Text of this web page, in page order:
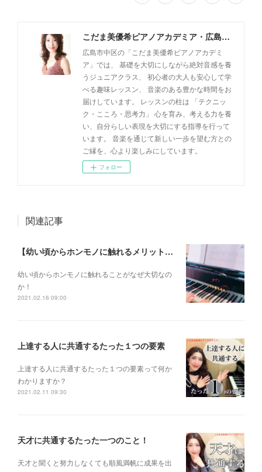
こだま美優希ピアノアカデミア・広島市中区
広島市中区の「こだま美優希ピアノアカデミ
ア」では、 基礎を大切にしながら絶対音感を養
うジュニアクラス、 初心者の大人も安心して学
べる趣味レッスン、 音楽のある豊かな時間をお
届けしています。 レッスンの柱は 「テクニッ
ク・こころ・思考力」 心を育み、考える力を養
い、自分らしい表現を大切にする指導を行って
います。 音楽を通じて新しい一歩を望む方との
ご縁を、心より楽しみにしています。
フォロー
関連記事
【幼い頃からホンモノに触れるメリットとは？】
幼い頃からホンモノに 触れることがなぜ大切なの
か！
2021.02.16 09:00
上達する人に共通するたった１つの要素
上達する人に共通するたった１つの要素って何か
わかりますか？
2021.02.11 09:30
天才に共通するたった一つのこと！
天才と聞くと 努力しなくても 順風満帆に成果を出